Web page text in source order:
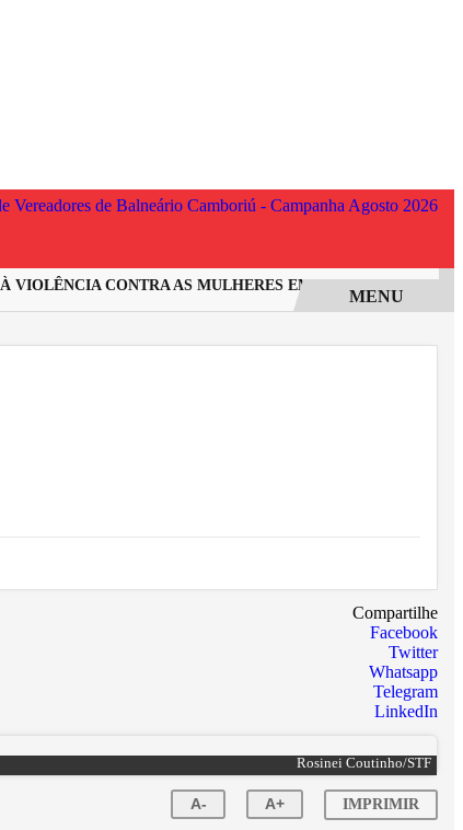
CONTRA AS MULHERES EM SANTA CATARINA
MENU
Compartilhe
Facebook
Twitter
Whatsapp
Telegram
LinkedIn
Rosinei Coutinho/STF
A- A+ IMPRIMIR